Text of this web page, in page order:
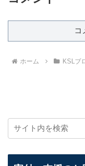
コ
ホーム KSLブ